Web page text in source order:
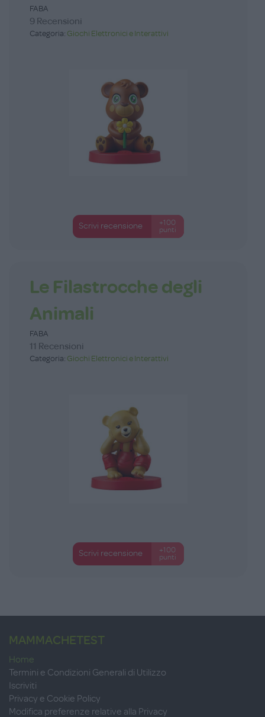
FABA
9 Recensioni
Categoria: Giochi Elettronici e Interattivi
Scrivi recensione
+100
punti
Le Filastrocche degli
Animali
FABA
11 Recensioni
Categoria: Giochi Elettronici e Interattivi
Scrivi recensione
+100
punti
MAMMACHETEST
Home
Termini e Condizioni Generali di Utilizzo
Iscriviti
Privacy e Cookie Policy
Modifica preferenze relative alla Privacy